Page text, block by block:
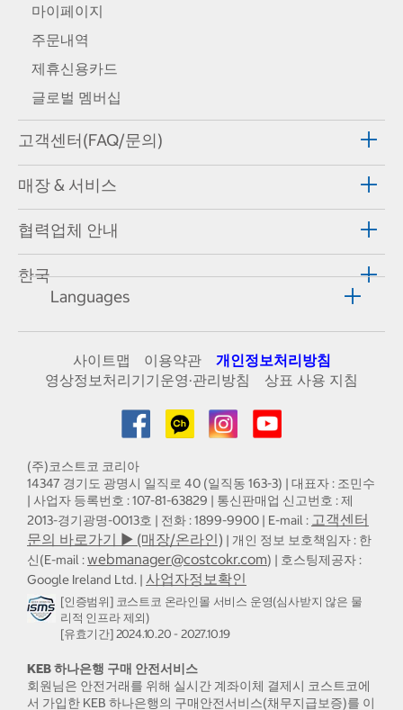
마이페이지
주문내역
제휴신용카드
글로벌 멤버십
고객센터(FAQ/문의)
매장 & 서비스
협력업체 안내
한국
Languages
사이트맵 이용약관
개인정보처리방침
영상정보처리기기운영·관리방침
상표 사용 지침
(주)코스트코 코리아
14347 경기도 광명시 일직로 40 (일직동 163-3) | 대표자 : 조민수
| 사업자 등록번호 : 107-81-63829 | 통신판매업 신고번호 : 제
2013-경기광명-0013호 | 전화 : 1899-9900 | E-mail : 고객센터
문의 바로가기 ▶ (매장/온라인) | 개인 정보 보호책임자 : 한
신(E-mail :webmanager@costcokr.com) | 호스팅제공자 :
Google Ireland Ltd. | 사업자정보확인
[인증범위] 코스트코 온라인몰 서비스 운영(심사받지 않은 물
리적 인프라 제외)
[유효기간] 2024.10.20 - 2027.10.19
KEB 하나은행 구매 안전서비스
회원님은 안전거래를 위해 실시간 계좌이체 결제시 코스트코에
서 가입한 KEB 하나은행의 구매안전서비스(채무지급보증)를 이